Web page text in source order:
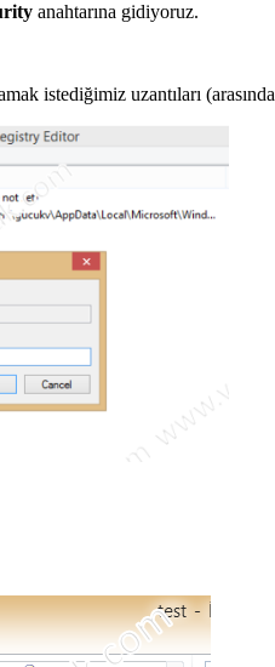
anahtarına gidiyoruz.
istediğimiz uzantıları (arasında